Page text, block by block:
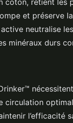
et préserve la
neutralise
minéraux durs
l’efficacité